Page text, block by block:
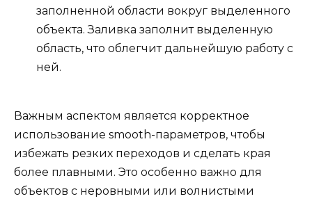
заполненной области вокруг выделенного
объекта. Заливка заполнит выделенную
область, что облегчит дальнейшую работу с
ней.
Важным аспектом является корректное
использование smooth-параметров, чтобы
избежать резких переходов и сделать края
более плавными. Это особенно важно для
объектов с неровными или волнистыми